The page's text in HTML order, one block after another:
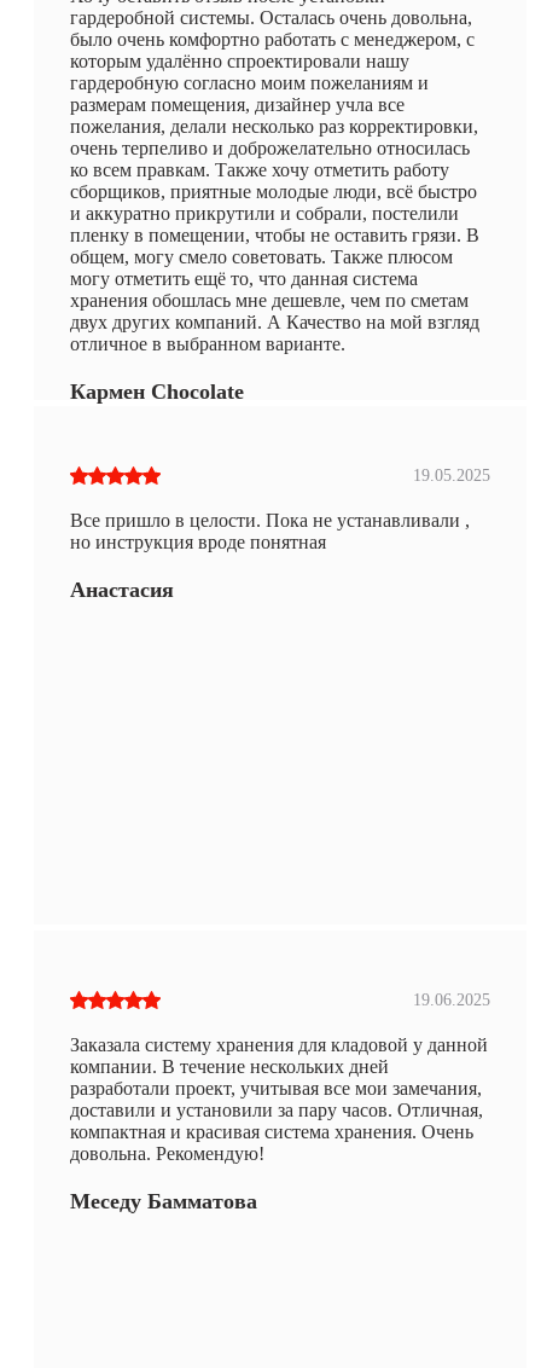
гардеробной системы. Осталась очень довольна,
было очень комфортно работать с менеджером, с
которым удалённо спроектировали нашу
гардеробную согласно моим пожеланиям и
размерам помещения, дизайнер учла все
пожелания, делали несколько раз корректировки,
очень терпеливо и доброжелательно относилась
ко всем правкам. Также хочу отметить работу
сборщиков, приятные молодые люди, всё быстро
и аккуратно прикрутили и собрали, постелили
пленку в помещении, чтобы не оставить грязи. В
общем, могу смело советовать. Также плюсом
могу отметить ещё то, что данная система
хранения обошлась мне дешевле, чем по сметам
двух других компаний. А Качество на мой взгляд
отличное в выбранном варианте.
Кармен Chocolate
19.05.2025
Все пришло в целости. Пока не устанавливали ,
но инструкция вроде понятная
Анастасия
19.06.2025
Заказала систему хранения для кладовой у данной
компании. В течение нескольких дней
разработали проект, учитывая все мои замечания,
доставили и установили за пару часов. Отличная,
компактная и красивая система хранения. Очень
довольна. Рекомендую!
Меседу Бамматова